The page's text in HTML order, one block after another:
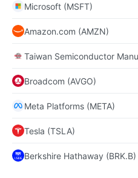
Microsoft (MSFT)
Amazon.com (AMZN)
Taiwan Semiconductor
Broadcom (AVGO)
Meta Platforms (META)
Tesla (TSLA)
Berkshire Hathaway (BRK.B)